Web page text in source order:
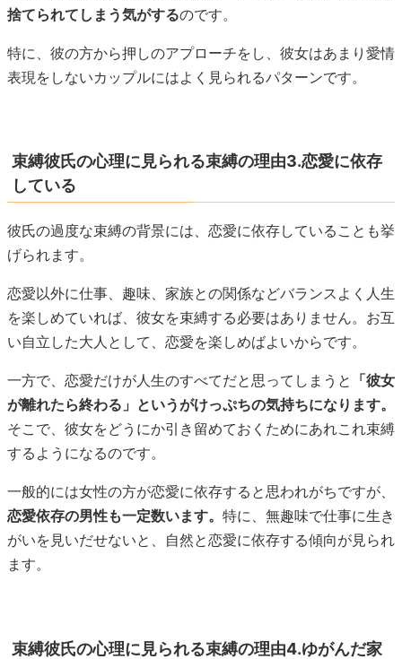
捨てられてしまう気がするのです。
特に、彼の方から押しのアプローチをし、彼女はあまり愛情
表現をしないカップルにはよく見られるパターンです。
束縛彼氏の心理に見られる束縛の理由3.恋愛に依存
している
彼氏の過度な束縛の背景には、恋愛に依存していることも挙
げられます。
恋愛以外に仕事、趣味、家族との関係などバランスよく人生
を楽しめていれば、彼女を束縛する必要はありません。お互
い自立した大人として、恋愛を楽しめばよいからです。
一方で、恋愛だけが人生のすべてだと思ってしまうと 「彼女
が離れたら終わる」というがけっぷちの気持ちになります。
そこで、彼女をどうにか引き留めておくためにあれこれ束縛
するようになるのです。
一般的には女性の方が恋愛に依存すると思われがちですが、
恋愛依存の男性も一定数います。 特に、無趣味で仕事に生き
がいを見いだせないと、自然と恋愛に依存する傾向が見られ
ます。
束縛彼氏の心理に見られる束縛の理由4.ゆがんだ家